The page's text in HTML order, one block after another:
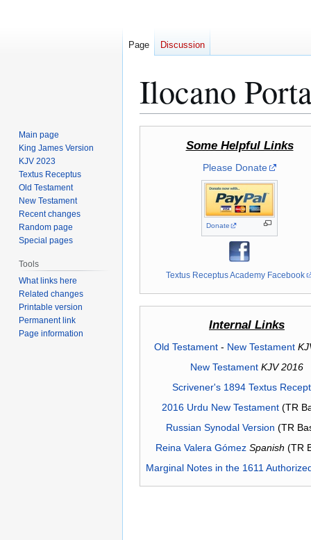
Ilocano
Some Helpful Links
Please Donate
Donate
Textus Receptus Academy Facebook
Internal Links
Old Testament- New Testament
New Testament KJV 2016
Scrivener's 1894 Textus
2016 Urdu New Testament(TR
Russian Synodal Version (TR
Reina Valera Gómez Spanish (TR
Marginal Notes in the 1611
Page Discussion
Main page
King James Version
KJV 2023
Textus Receptus
Old Testament
New Testament
Recent changes
Random page
Special pages
Tools
What links here
Related changes
Printable version
Permanent link
Page information